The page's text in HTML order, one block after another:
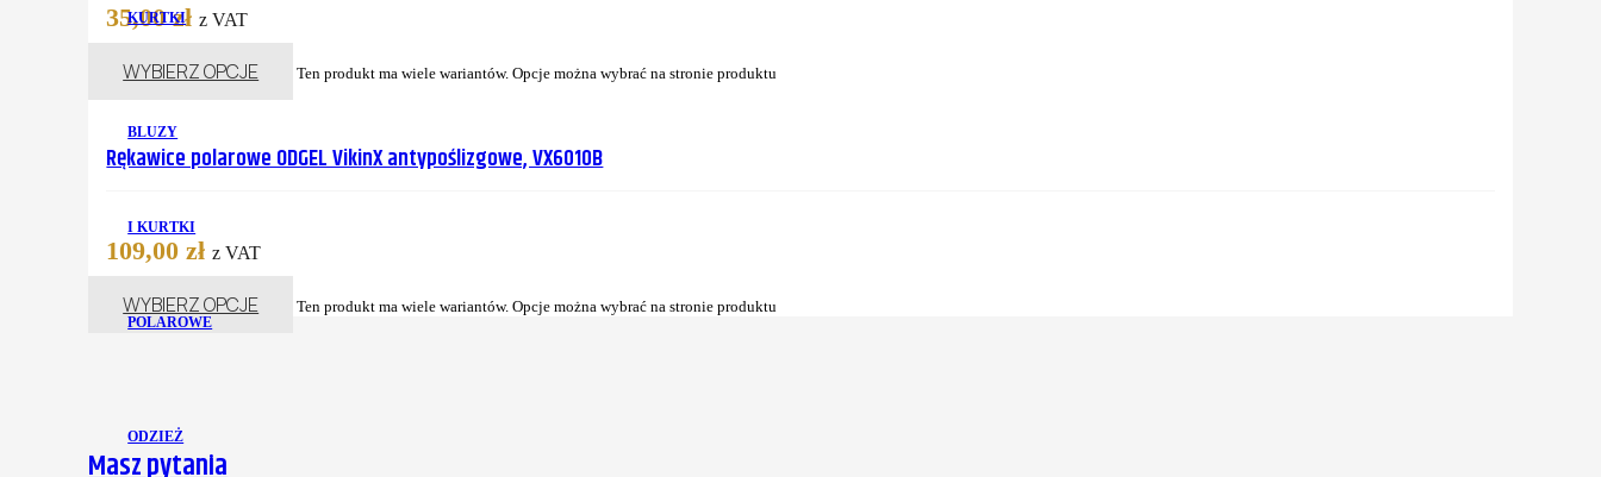
KURTKI
BLUZY
I KURTKI
POLAROWE
ODZIEŻ
35,00zł z VAT
WYBIERZ OPCJE Ten produkt ma wiele wariantów. Opcje można wybrać na stronie produktu
Rękawice polarowe ODGEL VikinX antypoślizgowe, VX6010B
109,00zł z VAT
WYBIERZ OPCJE Ten produkt ma wiele wariantów. Opcje można wybrać na stronie produktu
Masz pytania